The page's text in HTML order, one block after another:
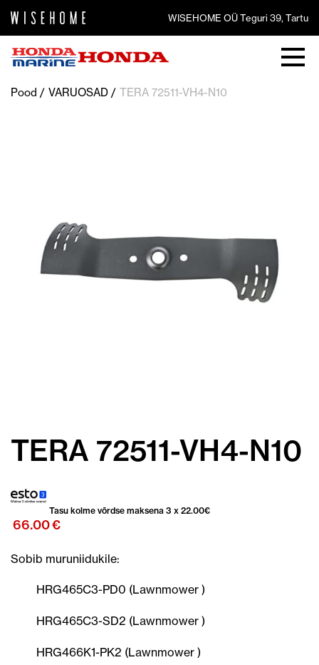
WISEHOME OÜ Teguri 39, Tartu
Pood VARUOSAD TERA 72511-VH4-N10
TERA 72511-VH4-N10
Tasu kolme võrdse maksena 3 x 22.00€
66.00€
Sobib muruniidukile:
HRG465C3-PD0 (Lawnmower )
HRG465C3-SD2 (Lawnmower )
HRG466K1-PK2 (Lawnmower )